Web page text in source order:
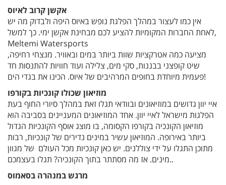
אקשן קרוב לאיוס
אין כמו לעצור במהלך הפלגת נופש באיוס היפה ולבדוק מה יש
לאחת החברות המקומיות להציע לכם מבחינת אקשן ימי. כך למשל,
Meltemi Watersports
מציעה כמה אטרקציות שוות ביותר במים ובאוויר. מנצחי רחיפה,
שיט קופצני בבננות, סקי מים, צלילה ועוד חוויות להתנסות חד
פעמית מיוחדת בחופים המרהיבים של איוס. הכינו את בגדי הים!
מוזיאון שכולו קונכיות בקורפו
איי יוון גדושים במוזיאונים ובוודאי תגלו זאת במהלך סיורי החוף בעת
הפלגות מישראל לאיי יוון. אחד המוזיאונים המעניינים בסביבה הוא
מוזיאון הקונכיה בקורפו הקסומה, בו מוצג אוסף הקונכיות הגדול
ביותר באירופה. המוזיאון עשיר במינים נדירים של קונכיות, רבות
מתוכן התגלו על ידי צוללנים. יש כאן קונכיות מכל העולם של מגוון
מינים. אז מה מסתתר בתוך הקונכיה? תגלו בעצמכם..
מרגש במנהרה בסאמוס